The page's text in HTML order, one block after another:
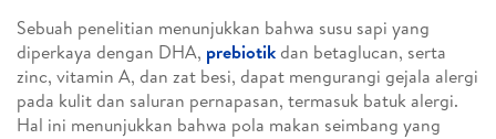
Sebuah penelitian menunjukkan bahwa susu sapi yang
diperkaya dengan DHA, prebiotikdan betaglucan, serta
zinc, vitamin A, dan zat besi, dapat mengurangi gejala alergi
pada kulit dan saluran pernapasan, termasuk batuk alergi.
Hal ini menunjukkan bahwa pola makan seimbang yang